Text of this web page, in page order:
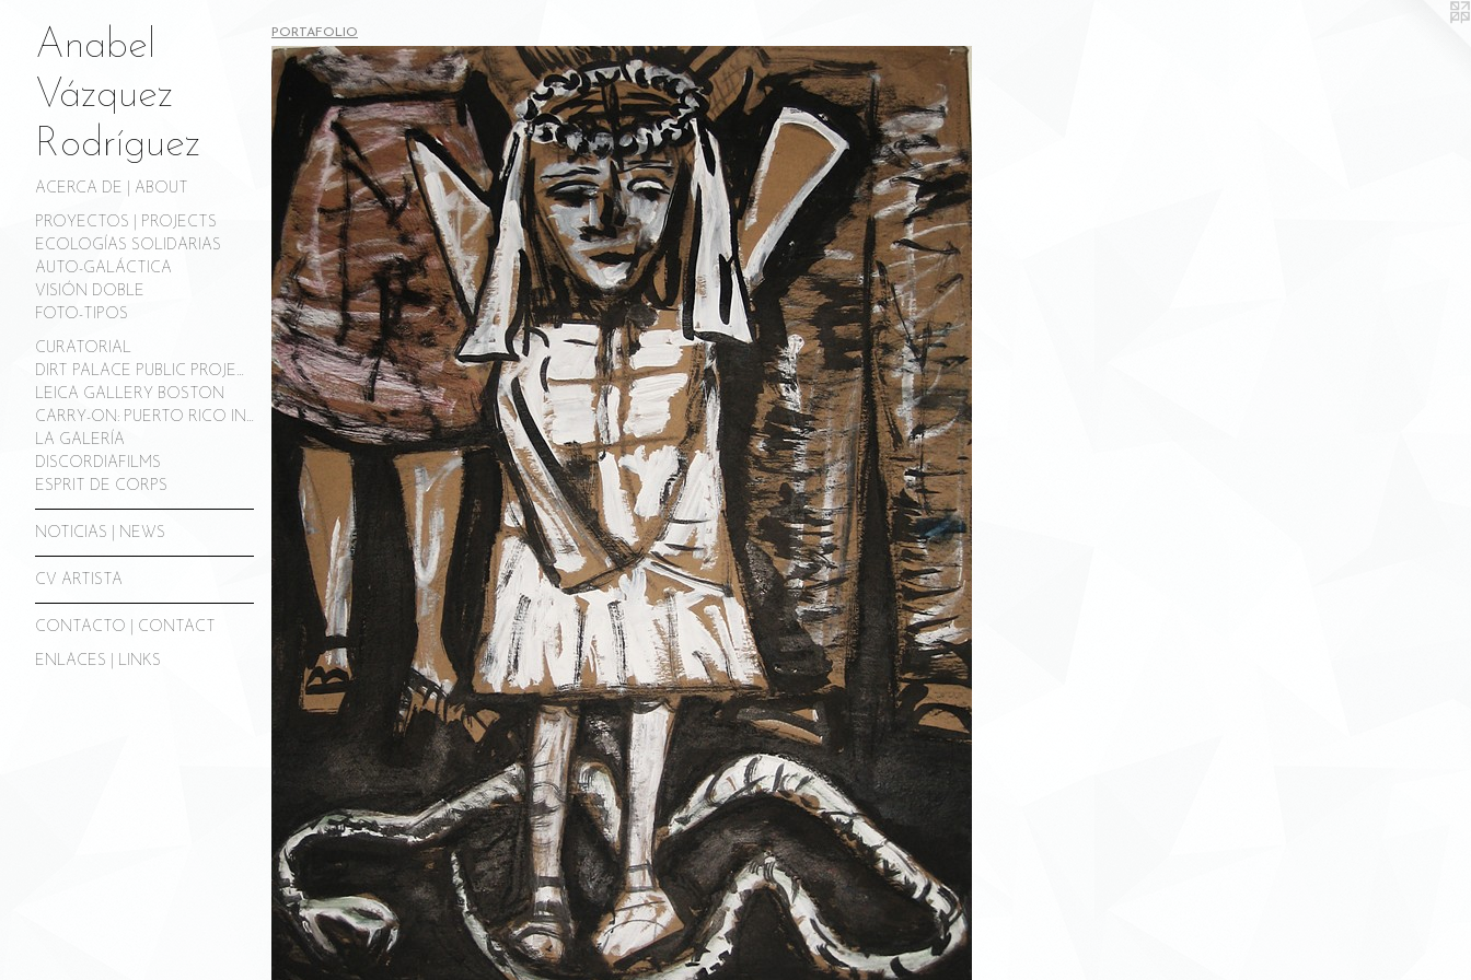
Anabel
Vázquez
Rodríguez
ACERCA DE | ABOUT
PROYECTOS | PROJECTS
ECOLOGÍAS SOLIDARIAS
AUTO-GALÁCTICA
VISIÓN DOBLE
FOTO-TIPOS
CURATORIAL
DIRT PALACE PUBLIC PROJECTS
LEICA GALLERY BOSTON
CARRY-ON: PUERTO RICO INSPECTED
LA GALERÍA
DISCORDIAFILMS
ESPRIT DE CORPS
NOTICIAS | NEWS
CV ARTISTA
CONTACTO | CONTACT
ENLACES | LINKS
PORTAFOLIO